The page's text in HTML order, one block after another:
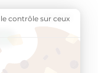
Page
Santé
contrôle sur ceux